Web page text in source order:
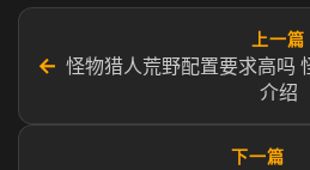
←
上一篇
怪物猎人荒野配置要求高吗
介绍
下一篇